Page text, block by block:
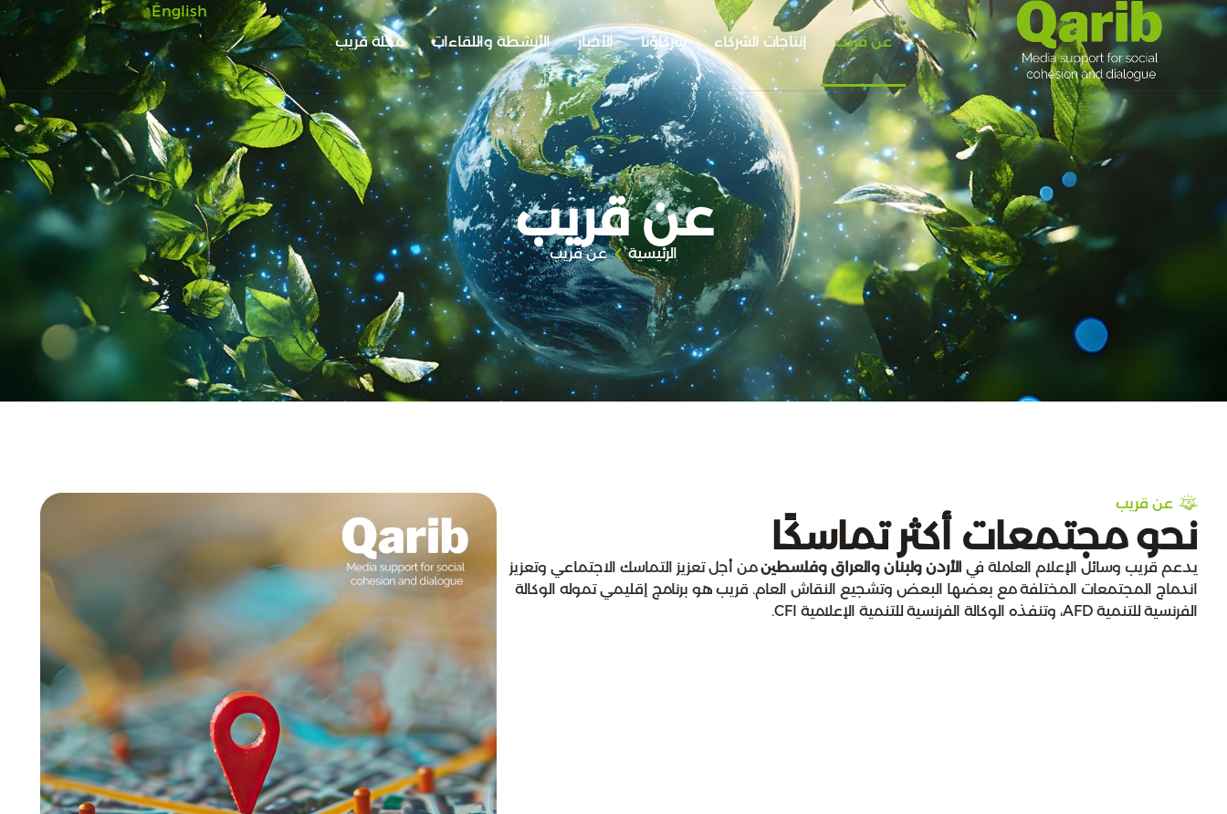
عن قريب إنتاجات الشركاء شركاؤنا الأخبار الأنشطة واللقاءات مجلة قريب
English
عن قريب
الرئيسية عن قريب
عن قريب
نحو مجتمعات أكثر تماسكًا
يدعم قريب وسائل الإعلام العاملة في الأردن ولبنان والعراق وفلسطينمن أجل تعزيز التماسك الاجتماعي وتعزيز
اندماج المجتمعات المختلفة مع بعضها البعض وتشجيع النقاش العام. قريب هو برنامج إقليمي تموله الوكالة
الفرنسية للتنمية AFD، وتنفذه الوكالة الفرنسية للتنمية الإعلامية CFI.